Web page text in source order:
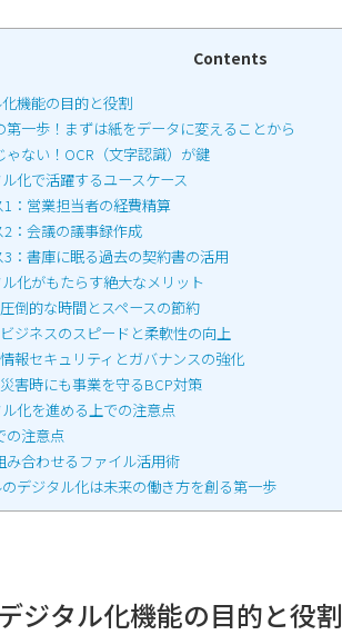
Contents
機能の目的と役割
第一歩！まずは紙をデータに変えることから
ない！OCR（文字認識）が鍵
化で活躍するユースケース
1：営業担当者の経費精算
：会議の議事録作成
3：書庫に眠る過去の契約書の活用
化がもたらす絶大なメリット
倒的な時間とスペースの節約
ジネスのスピードと柔軟性の向上
報セキュリティとガバナンスの強化
害時にも事業を守るBCP対策
化を進める上での注意点
の注意点
合わせるファイル活用術
デジタル化は未来の働き方を創る第一歩
ジタル化機能の目的と役割